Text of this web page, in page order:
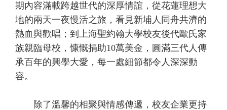
期內容滿載跨越世代的深厚情誼，從花蓮理想大
地的兩天一夜慢活之旅，看見新埔人同舟共濟的
熱血與歡唱；到上海聖約翰大學校友後代歐氏家
族親臨母校，慷慨捐助10萬美金，圓滿三代人傳
承百年的興學大愛，每一處細節都令人深深動
容。
除了溫馨的相聚與情感傳遞，校友企業更持